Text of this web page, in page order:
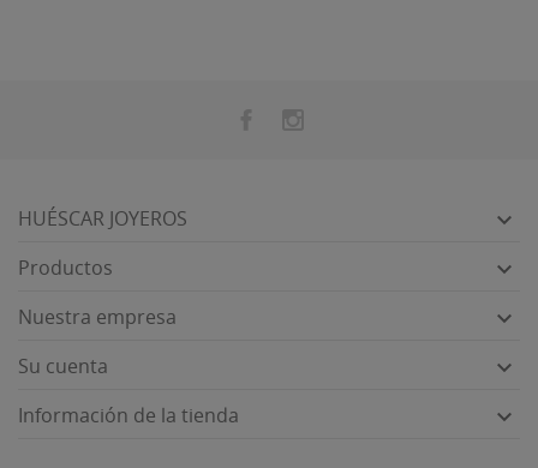
HUÉSCAR JOYEROS 
Productos 
Nuestra empresa 
Su cuenta 
Información de la tienda 